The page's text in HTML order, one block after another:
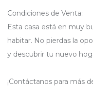
Condiciones de Venta:
Esta casa está en muy
habitar. No pierdas la
y descubrir tu nuevo
¡Contáctanos para más